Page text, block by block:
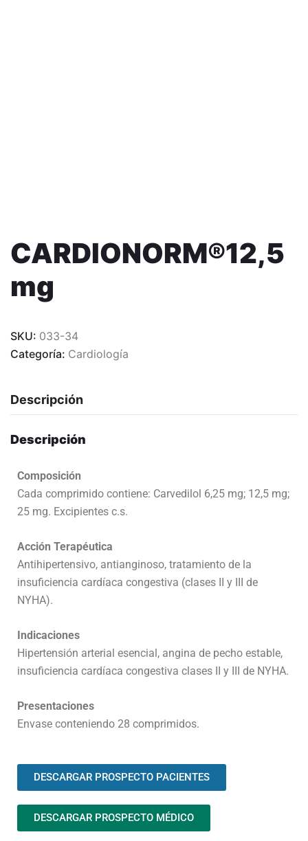
CARDIONORM®12,5
mg
SKU: 033-34
Categoría: Cardiología
Descripción
Descripción
Composición
Cada comprimido contiene: Carvedilol 6,25 mg; 12,5 mg;
25 mg. Excipientes c.s.
Acción Terapéutica
Antihipertensivo, antianginoso, tratamiento de la
insuficiencia cardíaca congestiva (clases II y III de
NYHA).
Indicaciones
Hipertensión arterial esencial, angina de pecho estable,
insuficiencia cardíaca congestiva clases II y III de NYHA.
Presentaciones
Envase conteniendo 28 comprimidos.
DESCARGAR PROSPECTO PACIENTES
DESCARGAR PROSPECTO MÉDICO